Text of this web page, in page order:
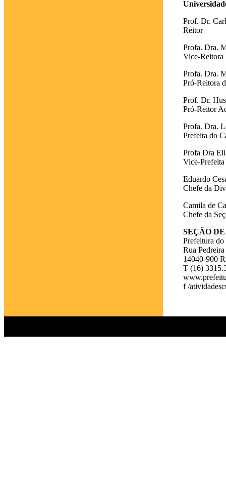
Prof. Dr.
Reitor
Profa. Dra.
Vice-Reitora
Profa. Dra.
Pró-Reitora
Prof. Dr.
Pró-Reitor
Profa. Dra.
Prefeita do
Profa Dra
Vice-
Eduardo
Chefe da
Camila de
Chefe da
SEÇÃO
Prefeitura
Rua
14040-900
T (16)
f /